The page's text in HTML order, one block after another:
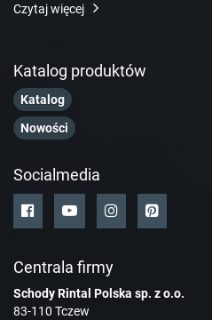
Czytaj więcej
Katalog produktów
Katalog
Nowości
Socialmedia
Centrala firmy
Schody Rintal Polska sp. z o.o.
83-110 Tczew